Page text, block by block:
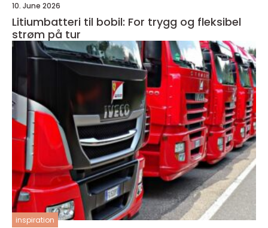
10. June 2026
Litiumbatteri til bobil: For trygg og fleksibel
strøm på tur
inspiration